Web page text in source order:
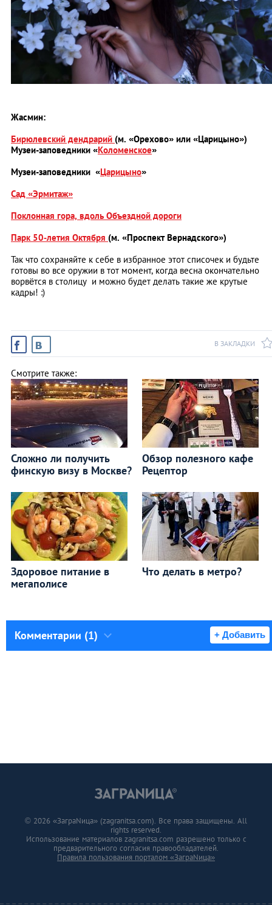
Жасмин:
Бирюлевский дендрарий (м. «Орехово» или «Царицыно»)
Музеи-заповедники «Коломенское»
Музеи-заповедники «Царицыно»
Сад «Эрмитаж»
Поклонная гора, вдоль Объездной дороги
Парк 50‑летия Октября (м. «Проспект Вернадского»)
Так что сохраняйте к себе в избранное этот списочек и будьте
готовы во все оружии в тот момент, когда весна окончательно
ворвётся в столицу и можно будет делать такие же крутые
кадры! :)
В ЗАКЛАДКИ
Смотрите также:
Сложно ли получить
финскую визу в Москве?
Обзор полезного кафе
Рецептор
Здоровое питание в
мегаполисе
Что делать в метро?
Комментарии (1) + Добавить
© 2026 «ЗаграNица» (zagranitsa.com). Все права защищены. All
rights reserved.
Использование материалов zagranitsa.com разрешено только с
предварительного согласия правообладателей.
Правила пользования порталом «ЗаграNица»